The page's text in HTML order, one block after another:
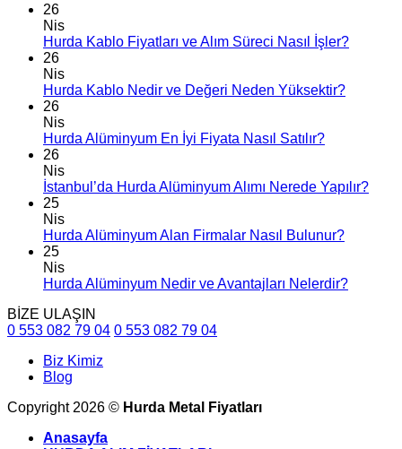
26
Nis
Hurda Kablo Fiyatları ve Alım Süreci Nasıl İşler?
26
Nis
Hurda Kablo Nedir ve Değeri Neden Yüksektir?
26
Nis
Hurda Alüminyum En İyi Fiyata Nasıl Satılır?
26
Nis
İstanbul’da Hurda Alüminyum Alımı Nerede Yapılır?
25
Nis
Hurda Alüminyum Alan Firmalar Nasıl Bulunur?
25
Nis
Hurda Alüminyum Nedir ve Avantajları Nelerdir?
BİZE ULAŞIN
0 553 082 79 04 0 553 082 79 04
Biz Kimiz
Blog
Copyright 2026 © Hurda Metal Fiyatları
Anasayfa